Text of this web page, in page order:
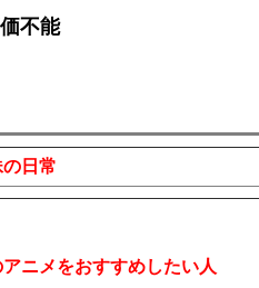
不能
日常
アニメをおすすめしたい人